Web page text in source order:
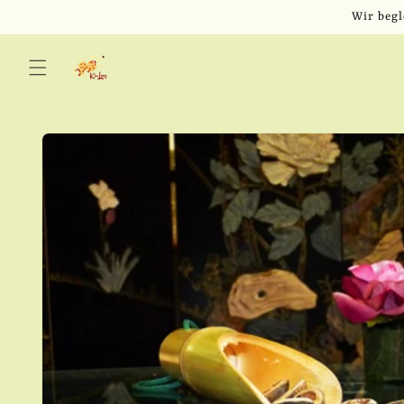
Inhalt
Wir
Zu
Produktinformationen